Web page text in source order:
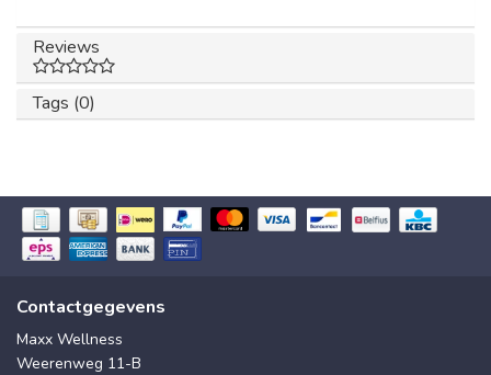
Reviews
Tags (0)
Contactgegevens
Maxx Wellness
Weerenweg 11-B